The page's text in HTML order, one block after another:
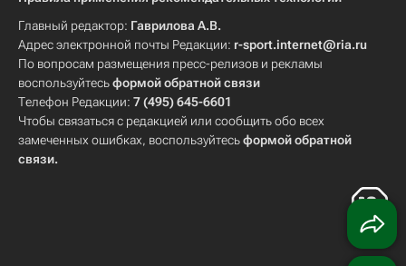
Главный редактор: Гаврилова А.В.
Адрес электронной почты Редакции: r-sport.internet@ria.ru
По вопросам размещения пресс-релизов и рекламы
воспользуйтесьформой обратной связи
Телефон Редакции: 7 (495) 645-6601
Чтобы связаться с редакцией или сообщить обо всех
замеченных ошибках, воспользуйтесьформой обратной
связи.